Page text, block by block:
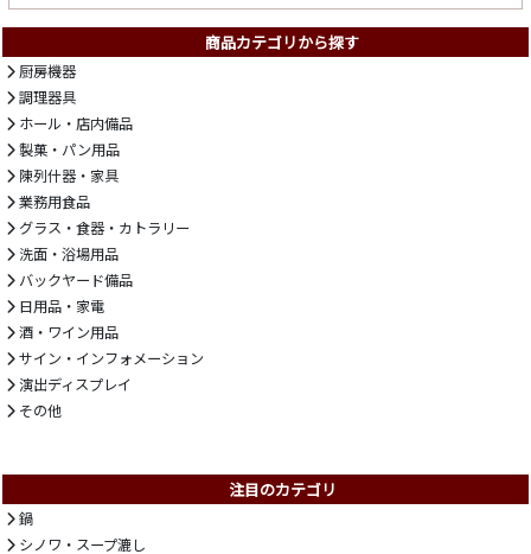
商品カテゴリから探す
厨房機器
調理器具
ホール・店内備品
製菓・パン用品
陳列什器・家具
業務用食品
グラス・食器・カトラリー
洗面・浴場用品
バックヤード備品
日用品・家電
酒・ワイン用品
サイン・インフォメーション
演出ディスプレイ
その他
注目のカテゴリ
鍋
シノワ・スープ漉し